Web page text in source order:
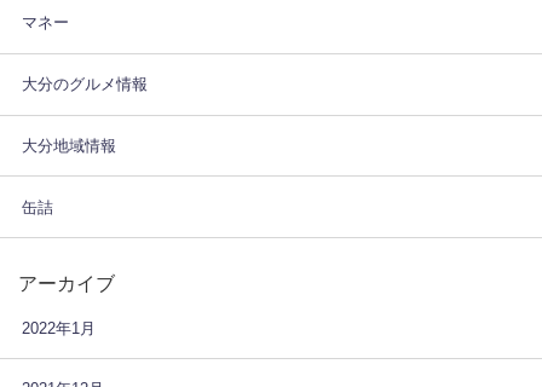
マネー
大分のグルメ情報
大分地域情報
缶詰
アーカイブ
2022年1月